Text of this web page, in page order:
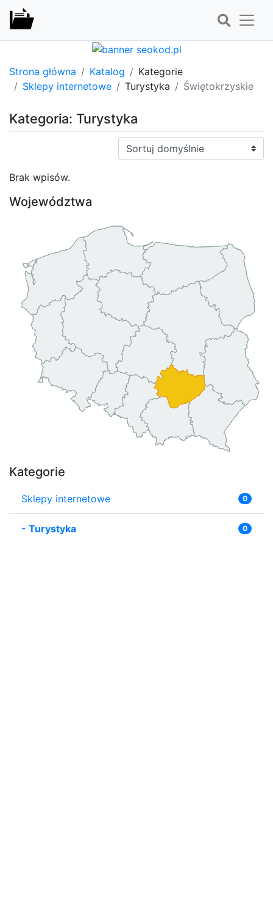
Strona główna Katalog
Kategorie
Sklepy internetowe
Turystyka Świętokrzyskie
Kategoria: Turystyka
Sortuj:
Brak wpisów.
Województwa
Kategorie
Sklepy internetowe 0
- Turystyka 0